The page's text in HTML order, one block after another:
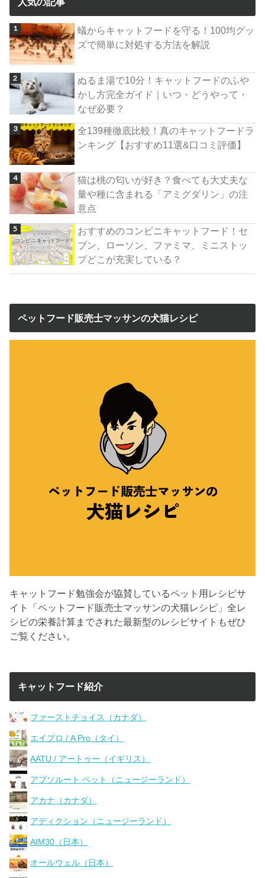
蟻からキャットフードを守る！100均グッ
ズで簡単に対処する方法を解説
ぬるま湯で10分！キャットフードのふや
かし方完全ガイド｜いつ・どうやって・
なぜ必要？
全139種徹底比較！真のキャットフードラ
ンキング【おすすめ11選&口コミ評価】
猫は桃の匂いが好き？食べても大丈夫な
量や種に含まれる「アミグダリン」の注
意点
おすすめのコンビニキャットフード！セ
ブン、ローソン、ファミマ、ミニストッ
プどこが充実している？
ペットフード販売士マッサンの犬猫レシピ
キャットフード勉強会が協賛しているペット用レシピサ
イト「ペットフード販売士マッサンの犬猫レシピ」全レ
シピの栄養計算までされた最新型のレシピサイトもぜひ
ご覧ください。
キャットフード紹介
ファーストチョイス（カナダ）
エイプロ / A Pro（タイ）
AATU / アートゥー（イギリス）
アブソルート ペット（ニュージーランド）
アカナ（カナダ）
アディクション（ニュージーランド）
AIM30（日本）
オールウェル（日本）